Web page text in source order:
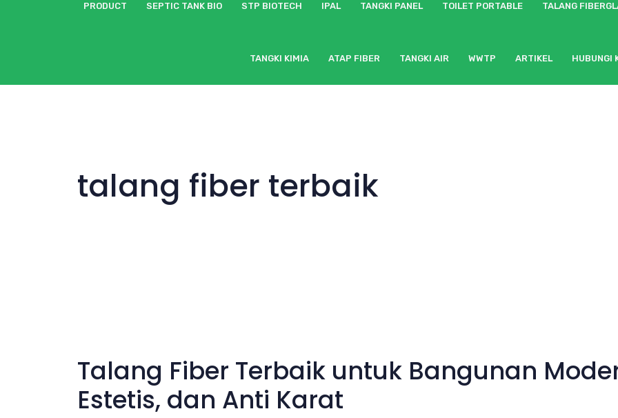
PRODUCT SEPTIC TANK BIO STP BIOTECH IPAL TANGKI PANEL TOILET PORTABLE TALANG
TANGKI KIMIA ATAP FIBER TANGKI AIR WWTP ARTIKEL HUBUNGI
talang fiber terbaik
Talang Fiber Terbaik untuk Bangunan
Estetis, dan Anti Karat